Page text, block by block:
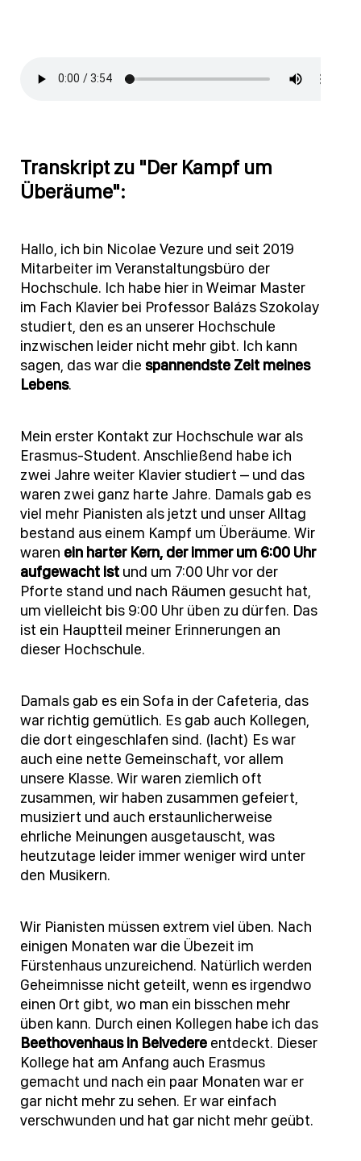
Transkript zu "Der Kampf um
Überäume":
Hallo, ich bin Nicolae Vezure und seit 2019
Mitarbeiter im Veranstaltungsbüro der
Hochschule. Ich habe hier in Weimar Master
im Fach Klavier bei Professor Balázs Szokolay
studiert, den es an unserer Hochschule
inzwischen leider nicht mehr gibt. Ich kann
sagen, das war die spannendste Zeit meines
Lebens.
Mein erster Kontakt zur Hochschule war als
Erasmus-Student. Anschließend habe ich
zwei Jahre weiter Klavier studiert – und das
waren zwei ganz harte Jahre. Damals gab es
viel mehr Pianisten als jetzt und unser Alltag
bestand aus einem Kampf um Überäume. Wir
waren ein harter Kern, der immer um 6:00 Uhr
aufgewacht ist und um 7:00 Uhr vor der
Pforte stand und nach Räumen gesucht hat,
um vielleicht bis 9:00 Uhr üben zu dürfen. Das
ist ein Hauptteil meiner Erinnerungen an
dieser Hochschule.
Damals gab es ein Sofa in der Cafeteria, das
war richtig gemütlich. Es gab auch Kollegen,
die dort eingeschlafen sind. (lacht) Es war
auch eine nette Gemeinschaft, vor allem
unsere Klasse. Wir waren ziemlich oft
zusammen, wir haben zusammen gefeiert,
musiziert und auch erstaunlicherweise
ehrliche Meinungen ausgetauscht, was
heutzutage leider immer weniger wird unter
den Musikern.
Wir Pianisten müssen extrem viel üben. Nach
einigen Monaten war die Übezeit im
Fürstenhaus unzureichend. Natürlich werden
Geheimnisse nicht geteilt, wenn es irgendwo
einen Ort gibt, wo man ein bisschen mehr
üben kann. Durch einen Kollegen habe ich das
Beethovenhaus in Belvedere entdeckt. Dieser
Kollege hat am Anfang auch Erasmus
gemacht und nach ein paar Monaten war er
gar nicht mehr zu sehen. Er war einfach
verschwunden und hat gar nicht mehr geübt.